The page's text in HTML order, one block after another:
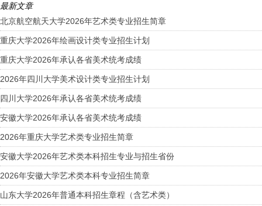
最新文章
北京航空航天大学2026年艺术类专业招生简章
重庆大学2026年绘画设计类专业招生计划
重庆大学2026年承认各省美术统考成绩
2026年四川大学美术设计类专业招生计划
四川大学2026年承认各省美术统考成绩
安徽大学2026年承认各省美术统考成绩
2026年重庆大学艺术类专业招生简章
安徽大学2026年艺术类本科招生专业与招生省份
2026年安徽大学艺术类本科专业招生简章
山东大学2026年普通本科招生章程（含艺术类）